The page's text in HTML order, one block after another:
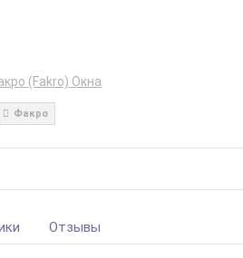
(Fakro) Окна
Факро
Отзывы